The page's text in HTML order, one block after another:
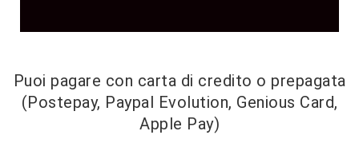
Puoi pagare con carta di credito o prepagata
(Postepay, Paypal Evolution, Genious Card,
Apple Pay)